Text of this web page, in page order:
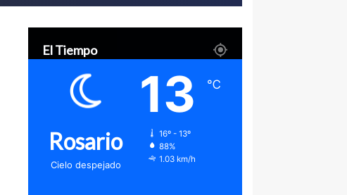
por
El Tiempo
Rosario
Cielo despejado
13 ℃
16º - 13º
88%
1.03 km/h